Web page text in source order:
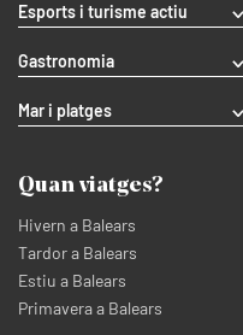
Esports i turisme actiu
Gastronomia
Mar i platges
Quan viatges?
Hivern a Balears
Tardor a Balears
Estiu a Balears
Primavera a Balears